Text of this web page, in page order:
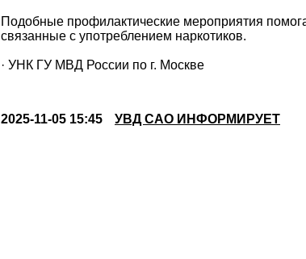
Подобные профилактические мероприятия
связанные с употреблением наркотиков.
· УНК ГУ МВД России по г. Москве
2025-11-05 15:45 УВД САО ИНФОРМИРУЕТ